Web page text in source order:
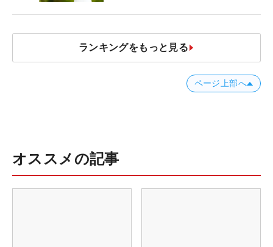
ランキングをもっと見る
ページ上部へ
オススメの記事